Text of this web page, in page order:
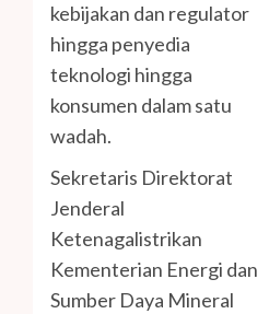
kebijakan dan regulator
hingga penyedia
teknologi hingga
konsumen dalam satu
wadah.
Sekretaris Direktorat
Jenderal
Ketenagalistrikan
Kementerian Energi dan
Sumber Daya Mineral